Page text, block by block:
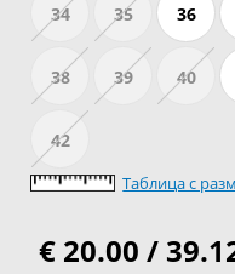
34 35 36
38 39 40
42
Таблица с
€ 20.00 /